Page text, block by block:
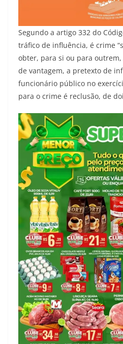
Segundo a artigo 332 do
tráfico de influência, é crime
obter, para si ou para
de vantagem, a pretexto de
funcionário público no
para o crime é reclusão, de